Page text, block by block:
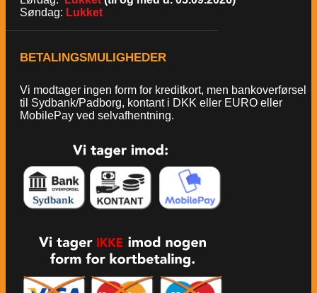
Søndag: Lukket
BETALINGSMULIGHEDER
Vi modtager ingen form for kreditkort, men bankoverførsel
til Sydbank/Padborg, kontant i DKK eller EURO eller
MobilePay ved selvafhentning.